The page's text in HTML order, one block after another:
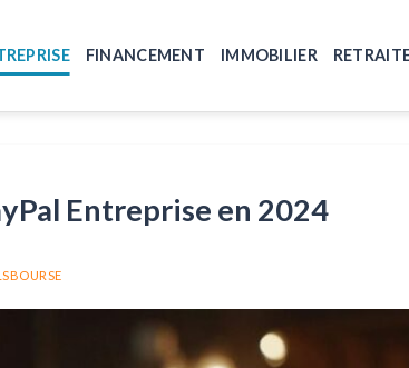
FINANCEMENT IMMOBILIER
Entreprise en 2024